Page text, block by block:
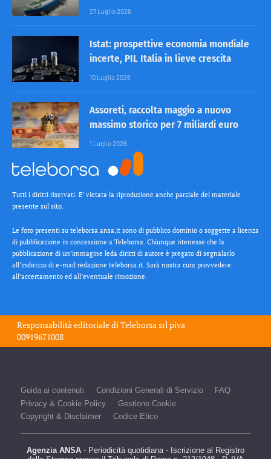
27 Luglio 2026
Istat: prospettive economia mondiale
incerte, PIL Italia in lieve crescita
10 Luglio 2026
Assoreti, raccolta maggio a nuovo
massimo storico per 7 miliardi euro
1 Luglio 2026
Tutti i diritti riservati. E’ vietata la riproduzione anche parziale del materiale
presente sul sito.
Le foto presenti su teleborsa.ansa.it sono di pubblico dominio o soggette a licenza
di pubblicazione in concessione a Teleborsa. Chiunque ritenesse che la
pubblicazione di un’immagine leda diritti di autore è pregato di segnalarlo
all’indirizzo di e-mail redazione teleborsa.it. Sarà nostra cura provvedere
all’accertamento ed all’eventuale rimozione.
Responsabilità editoriale diTeleborsa srlpiva
00919671008
Guida ai contenuti Condizioni Generali di Servizio
FAQ
Privacy & Cookie Policy
Gestione Cookie
Copyright & Disclaimer
Codice Etico
Agenzia ANSA - Periodicità quotidiana - Iscrizione al Registro